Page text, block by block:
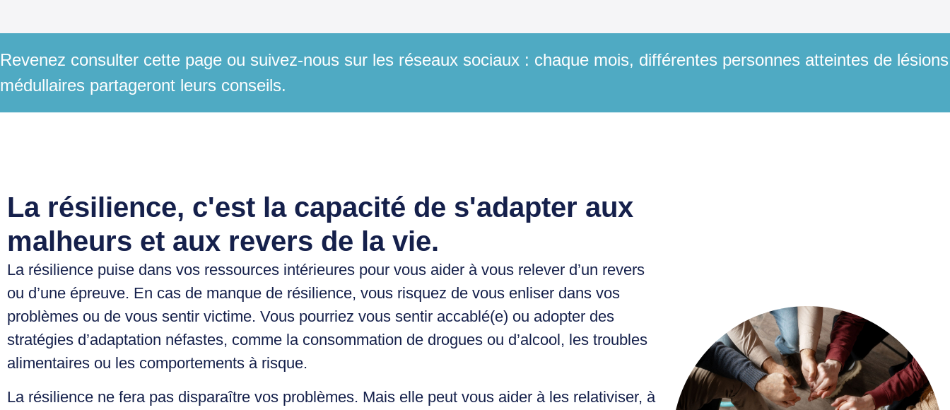
Revenez consulter cette page ou suivez-nous sur les réseaux sociaux : chaque mois, différentes personnes atteintes de lésions
médullaires partageront leurs conseils.
La résilience, c'est la capacité de s'adapter aux
malheurs et aux revers de la vie.
La résilience puise dans vos ressources intérieures pour vous aider à vous relever d’un revers
ou d’une épreuve. En cas de manque de résilience, vous risquez de vous enliser dans vos
problèmes ou de vous sentir victime. Vous pourriez vous sentir accablé(e) ou adopter des
stratégies d’adaptation néfastes, comme la consommation de drogues ou d’alcool, les troubles
alimentaires ou les comportements à risque.
La résilience ne fera pas disparaître vos problèmes. Mais elle peut vous aider à les relativiser, à